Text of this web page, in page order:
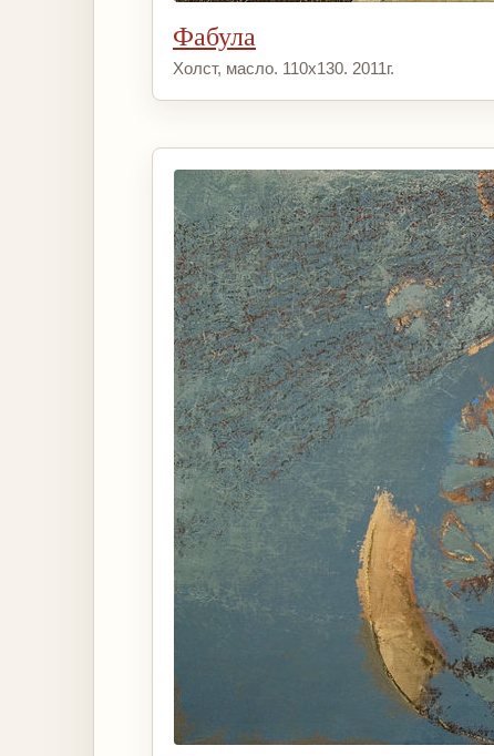
Фабула
Холст, масло. 110х130. 2011г.